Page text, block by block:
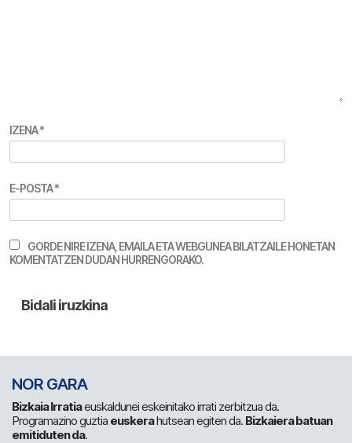
IZENA*
E-POSTA*
GORDE NIRE IZENA, EMAILA ETA WEBGUNEA BILATZAILE HONETAN
KOMENTATZEN DUDAN HURRENGORAKO.
NOR GARA
Bizkaia Irratiaeuskaldunei eskeinitako irrati zerbitzua da.
Programazino guztia euskerahutsean egiten da. Bizkaiera batuan
emitiduten da.